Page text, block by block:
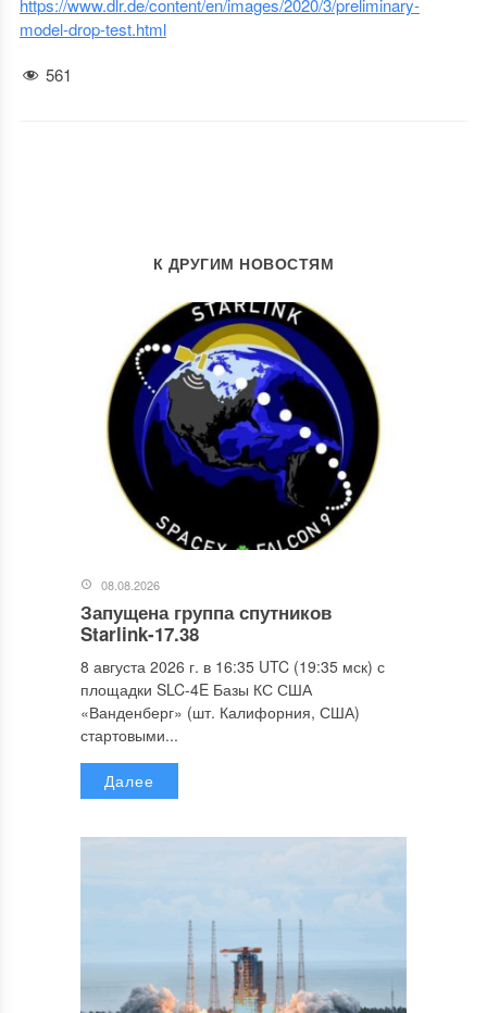
https://www.dlr.de/content/en/images/2020/3/preliminary-
model-drop-test.html
561
К ДРУГИМ НОВОСТЯМ
08.08.2026
Запущена группа спутников
Starlink-17.38
8 августа 2026 г. в 16:35 UTC (19:35 мск) с
площадки SLC-4E Базы КС США
«Ванденберг» (шт. Калифорния, США)
стартовыми...
Далее